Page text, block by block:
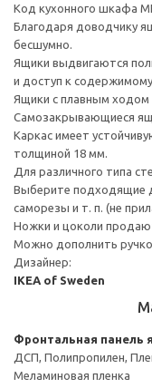
Код кухонного шкафа
Благодаря доводчику
бесшумно.
Ящики выдвигаются
и доступ к содержимому.
Ящики с плавным ходом
Самозакрывающиеся
Каркас имеет
толщиной 18 мм.
Для различного типа
Выберите подходящие
саморезы и т. п. (не
Ножки и цоколи
Можно дополнить
Дизайнер:
IKEA of Sweden
Фронтальная панель
ДСП, Полипропилен,
Меламиновая пленка